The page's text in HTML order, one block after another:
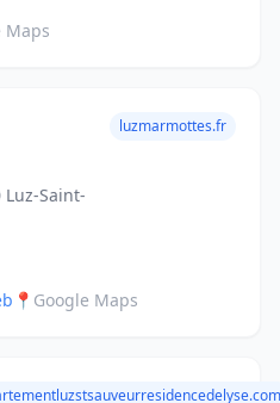
Maps
Saint-
luzmarmottes.fr
📍 Google Maps